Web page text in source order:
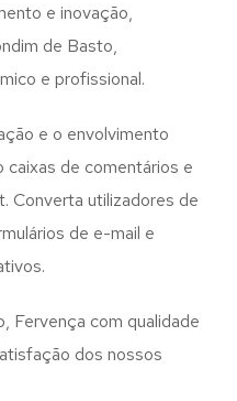
e inovação,
de Basto,
e profissional.
e o envolvimento
caixas de comentários e
Converta utilizadores de
de e-mail e
Fervença com qualidade
dos nossos